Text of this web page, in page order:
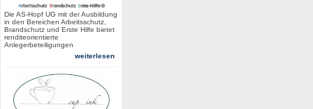
Die AS-Hopf UG mit der Ausbildung
in den Bereichen Arbeitsschutz,
Brandschutz und Erste Hilfe bietet
renditeorientierte
Anlegerbeteiligungen
weiterlesen